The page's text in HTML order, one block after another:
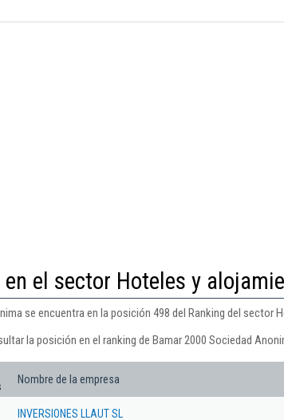
en el sector Hoteles y
se encuentra en la posición 498 del Ranking del sector
la posición en el ranking de Bamar 2000 Sociedad
Nombre de la empresa
INVERSIONES LLAUT SL